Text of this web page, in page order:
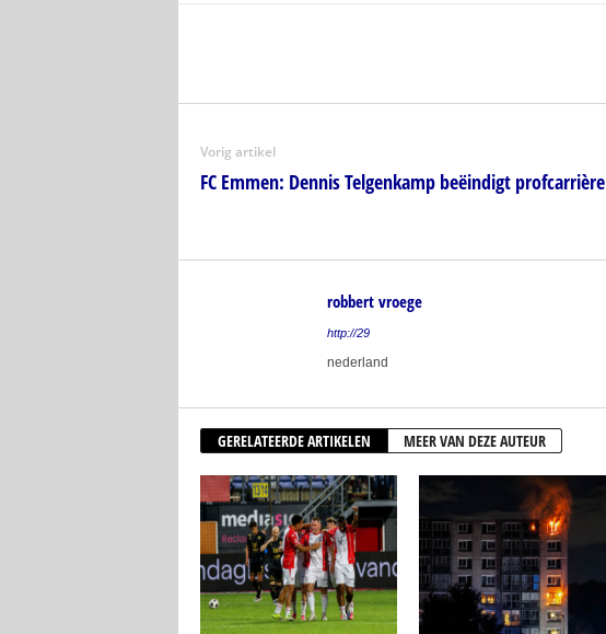
Vorig artikel
FC Emmen: Dennis Telgenkamp beëindigt profcarrière
robbert vroege
http://29
nederland
GERELATEERDE ARTIKELEN MEER VAN DEZE AUTEUR